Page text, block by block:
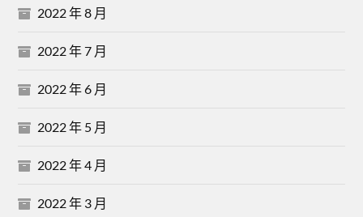
2022 年 8 月
2022 年 7 月
2022 年 6 月
2022 年 5 月
2022 年 4 月
2022 年 3 月